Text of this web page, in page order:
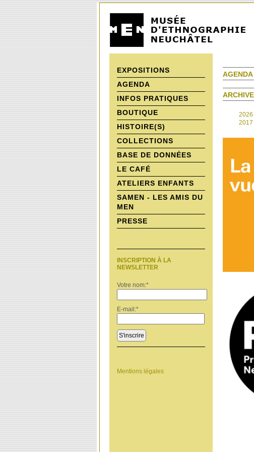
EXPOSITIONS
AGENDA
INFOS PRATIQUES
BOUTIQUE
HISTOIRE(S)
COLLECTIONS
BASE DE DONNÉES
LE CAFÉ
ATELIERS ENFANTS
SAMEN - LES AMIS DU
MEN
PRESSE
INSCRIPTION À LA
NEWSLETTER
Votre nom:*
E-mail:*
S'inscrire
Mentions légales
AGENDA
2026
2017